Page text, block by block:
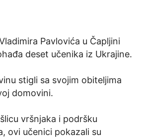
Pavlovića u Čapljini
deset učenika iz Ukrajine.
stigli sa svojim obiteljima
domovini.
vršnjaka i podršku
ovi učenici pokazali su